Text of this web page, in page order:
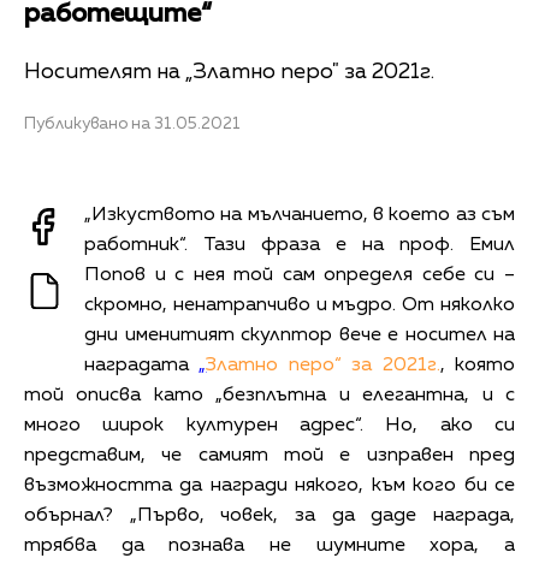
работещите“
Носителят на „Златно перо" за 2021г.
Публикувано на 31.05.2021
„Изкуството на мълчанието, в което аз съм
работник“. Тази фраза е на проф. Емил
Попов и с нея той сам определя себе си –
скромно, ненатрапчиво и мъдро. От няколко
дни именитият скулптор вече е носител на
наградата„Златно перо“ за 2021г., която
той описва като „безплътна и елегантна, и с
много широк културен адрес“. Но, ако си
представим, че самият той е изправен пред
възможността да награди някого, към кого би се
обърнал? „Първо, човек, за да даде награда,
трябва да познава не шумните хора, а